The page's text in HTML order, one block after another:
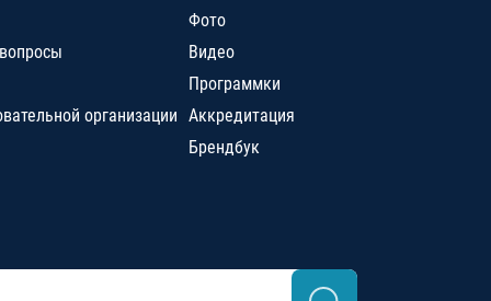
организации
Фото
Видео
Программки
Аккредитация
Брендбук